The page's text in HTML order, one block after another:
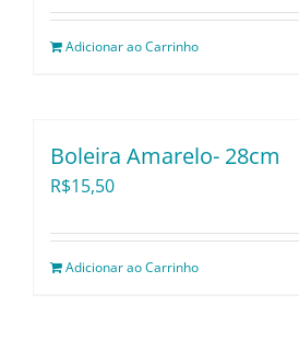
Adicionar ao Carrinho
Boleira Amarelo- 28cm
R$15,50
Adicionar ao Carrinho